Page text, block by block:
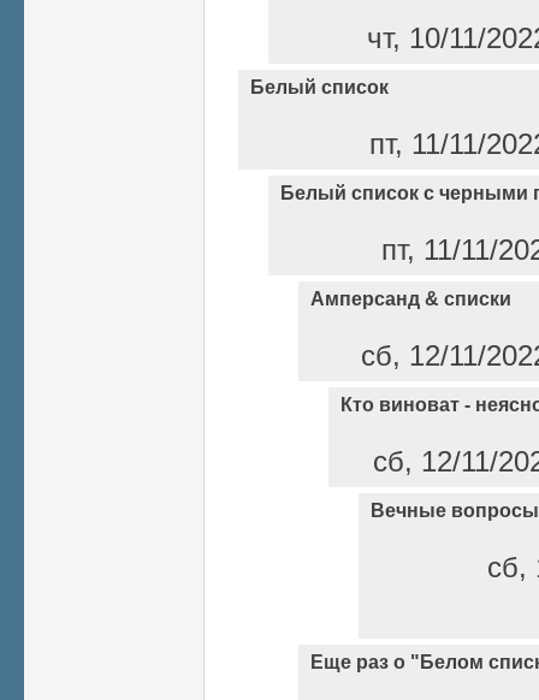
чт, 10/11/
Белый список
пт, 11/11/
Белый список с черными
пт, 11/11/
Амперсанд & списки
сб, 12/11/
Кто виноват -
сб, 12/11/
Вечные вопросы
сб,
Еще раз о "Белом